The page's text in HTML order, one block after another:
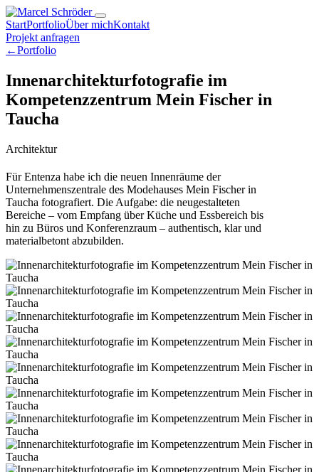
StartPortfolioÜber michKontakt
Projekt anfragen
←Portfolio
Innenarchitekturfotografie im
Kompetenzzentrum Mein Fischer in
Taucha
Architektur
Für Entenza habe ich die neuen Innenräume der
Unternehmenszentrale des Modehauses Mein Fischer in
Taucha fotografiert. Die Aufgabe: die neugestalteten
Bereiche – vom Empfang über Küche und Essbereich bis
hin zu Büros und Konferenzraum – authentisch, klar und
materialbetont abzubilden.